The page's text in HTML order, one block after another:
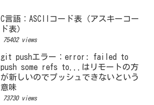
C言語：ASCIIコード表（アスキーコー
ド表）
75402 views
git pushエラー：error: failed to
push some refs to...はリモートの方
が新しいのでプッシュできないという
意味
73730 views